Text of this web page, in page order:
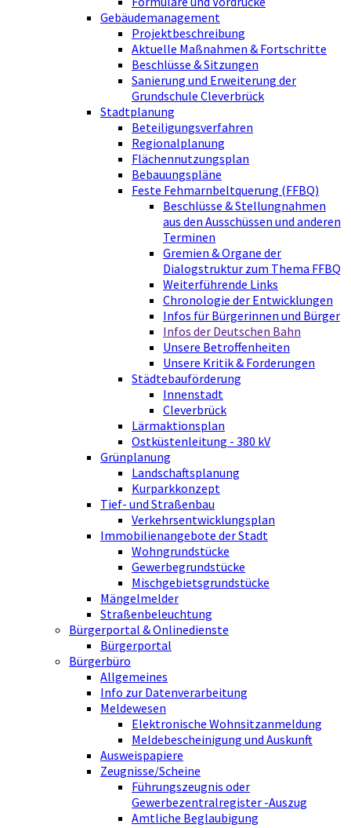
Gebäudemanagement
Projektbeschreibung
Aktuelle Maßnahmen & Fortschritte
Beschlüsse & Sitzungen
Sanierung und Erweiterung der
Grundschule Cleverbrück
Stadtplanung
Beteiligungsverfahren
Regionalplanung
Flächennutzungsplan
Bebauungspläne
Feste Fehmarnbeltquerung (FFBQ)
Beschlüsse & Stellungnahmen
aus den Ausschüssen und anderen
Terminen
Gremien & Organe der
Dialogstruktur zum Thema FFBQ
Weiterführende Links
Chronologie der Entwicklungen
Infos für Bürgerinnen und Bürger
Infos der Deutschen Bahn
Unsere Betroffenheiten
Unsere Kritik & Forderungen
Städtebauförderung
Innenstadt
Cleverbrück
Lärmaktionsplan
Ostküstenleitung - 380 kV
Grünplanung
Landschaftsplanung
Kurparkkonzept
Tief- und Straßenbau
Verkehrsentwicklungsplan
Immobilienangebote der Stadt
Wohngrundstücke
Gewerbegrundstücke
Mischgebietsgrundstücke
Mängelmelder
Straßenbeleuchtung
Bürgerportal & Onlinedienste
Bürgerportal
Bürgerbüro
Allgemeines
Info zur Datenverarbeitung
Meldewesen
Elektronische Wohnsitzanmeldung
Meldebescheinigung und Auskunft
Ausweispapiere
Zeugnisse/Scheine
Führungszeugnis oder
Gewerbezentralregister -Auszug
Amtliche Beglaubigung